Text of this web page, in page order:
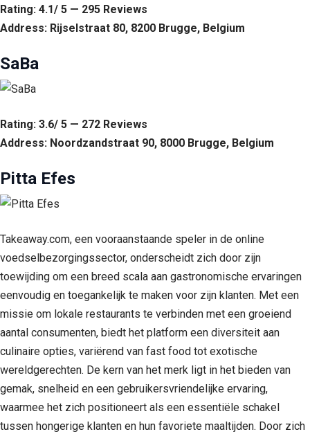
Rating: 4.1/ 5 — 295 Reviews
Address: Rijselstraat 80, 8200 Brugge, Belgium
SaBa
Rating: 3.6/ 5 — 272 Reviews
Address: Noordzandstraat 90, 8000 Brugge, Belgium
Pitta Efes
Takeaway.com, een vooraanstaande speler in de online
voedselbezorgingssector, onderscheidt zich door zijn
toewijding om een breed scala aan gastronomische ervaringen
eenvoudig en toegankelijk te maken voor zijn klanten. Met een
missie om lokale restaurants te verbinden met een groeiend
aantal consumenten, biedt het platform een diversiteit aan
culinaire opties, variërend van fast food tot exotische
wereldgerechten. De kern van het merk ligt in het bieden van
gemak, snelheid en een gebruikersvriendelijke ervaring,
waarmee het zich positioneert als een essentiële schakel
tussen hongerige klanten en hun favoriete maaltijden. Door zich